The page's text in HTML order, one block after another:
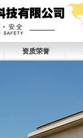
资质荣誉